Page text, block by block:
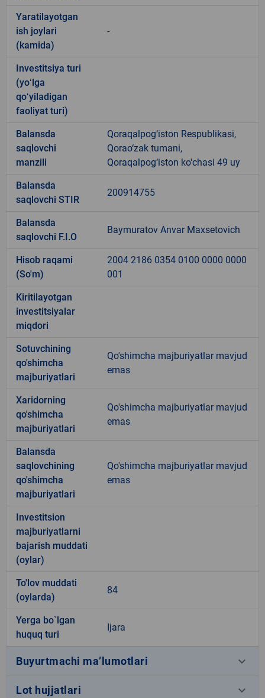
Yaratilayotgan
ish joylari
(kamida)
-
Investitsiya turi
(yoʻlga
qoʻyiladigan
faoliyat turi)
Balansda
saqlovchi
manzili
Qoraqalpog‘iston Respublikasi,
Qorao‘zak tumani,
Qoraqalpog‘iston ko'chasi 49 uy
Balansda
saqlovchi STIR
200914755
Balansda
saqlovchi F.I.O
Baymuratov Anvar Maxsetovich
Hisob raqami
(So'm)
2004 2186 0354 0100 0000 0000
001
Kiritilayotgan
investitsiyalar
miqdori
Sotuvchining
qo'shimcha
majburiyatlari
Qo'shimcha majburiyatlar mavjud
emas
Xaridorning
qo'shimcha
majburiyatlari
Qo'shimcha majburiyatlar mavjud
emas
Balansda
saqlovchining
qo'shimcha
majburiyatlari
Qo'shimcha majburiyatlar mavjud
emas
Investitsion
majburiyatlarni
bajarish muddati
(oylar)
To'lov muddati
(oylarda)
84
Yerga bo`lgan
huquq turi
Ijara
Buyurtmachi ma’lumotlari keyboard_arrow_down
Lot hujjatlari keyboard_arrow_down